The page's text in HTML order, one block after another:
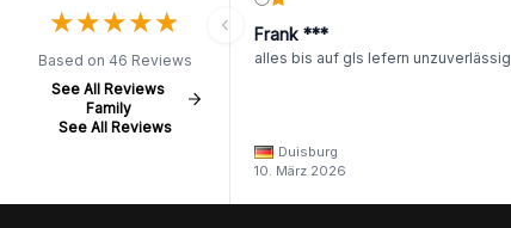
★★★★★
★★★★★
Based on 46 Reviews
See All Reviews
Family
See All Reviews
Frank ***
alles bis auf gls lefern unzuverlässig
Duisburg
10. März 2026